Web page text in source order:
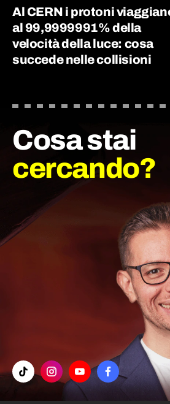
Al CERN i protoni
al 99,9999991% della
velocità della luce: cosa
succede nelle collisioni
Cosa stai
cercando?